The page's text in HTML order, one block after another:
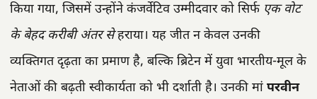
किया गया, जिसमें उन्होंने कंजर्वेटिव उम्मीदवार को सिर्फ एक वोट
के बेहद करीबी अंतर सेहराया। यह जीत न केवल उनकी
व्यक्तिगत दृढ़ता का प्रमाण है, बल्कि ब्रिटेन में युवा भारतीय-मूल के
नेताओं की बढ़ती स्वीकार्यता को भी दर्शाती है। उनकी मां परवीन